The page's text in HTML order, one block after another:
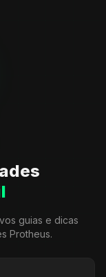
guias e dicas
Protheus.